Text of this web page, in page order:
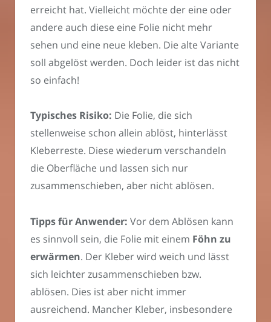
erreicht hat. Vielleicht möchte der eine oder
andere auch diese eine Folie nicht mehr
sehen und eine neue kleben. Die alte Variante
soll abgelöst werden. Doch leider ist das nicht
so einfach!
Typisches Risiko: Die Folie, die sich
stellenweise schon allein ablöst, hinterlässt
Kleberreste. Diese wiederum verschandeln
die Oberfläche und lassen sich nur
zusammenschieben, aber nicht ablösen.
Tipps für Anwender: Vor dem Ablösen kann
es sinnvoll sein, die Folie mit einem Föhn zu
erwärmen. Der Kleber wird weich und lässt
sich leichter zusammenschieben bzw.
ablösen. Dies ist aber nicht immer
ausreichend. Mancher Kleber, insbesondere